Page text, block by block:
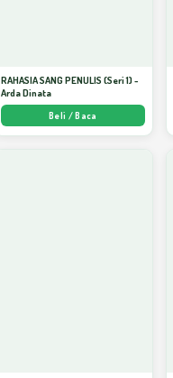
RAHASIA SANG PENULIS (Seri 1) -
Arda Dinata
Beli / Baca